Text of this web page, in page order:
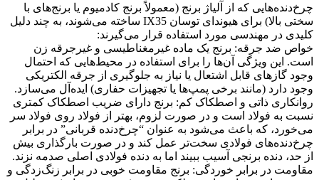
چرخ‌دنده‌هایی که از آلیاژ برنج (معمولاً برنج کادمیوم یا برنج‌های با
سختی بالا) برای هیوندای توسان IX35 ساخته می‌شوند، به چند دلیل
کلیدی در مهندسی مورد استفاده قرار می‌گیرند:
خواص ضد جرقه: برنج یک ماده غیرمغناطیسی و غیرجرقه زن
است. این ویژگی آن‌ها را برای استفاده در محیط‌هایی که احتمال
وجود گازهای قابل اشتعال یا نیاز به جلوگیری از جرقه الکتریکی
وجود دارد (مانند برخی پمپ‌ها یا تجهیزات حفاری) ایده‌آل می‌سازد.
روانکاری ذاتی و اصطکاک کم: برنج دارای ضریب اصطکاک کمتری
نسبت به فولاد است و در صورت لزوم، بهتر از فولاد روی فولاد سر
می‌خورد، که باعث می‌شود به عنوان “چرخ‌دنده قربانی” در برابر
چرخ‌دنده‌های فولادی سخت‌تر عمل کند و در صورت بارگذاری بیش
از حد، دنده برنجی آسیب ببیند اما به دنده فولادی اصلی صدمه نزند.
مقاومت در برابر خوردگی: برنج مقاومت خوبی در برابر زنگ‌زدگی و